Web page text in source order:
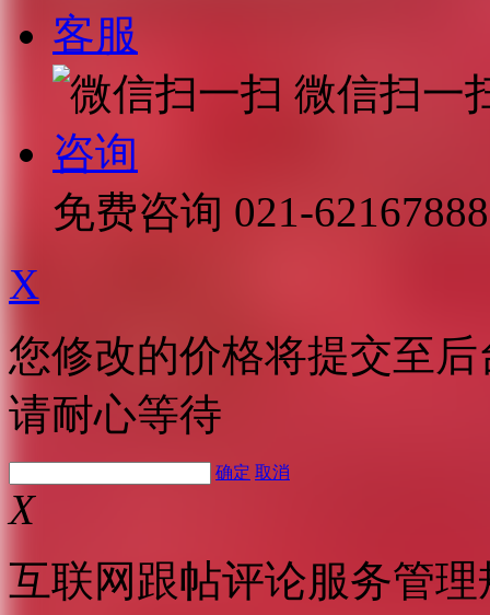
客服
微信扫一
咨询
免费咨询 021-62167888
X
您修改的价格将提交至
请耐心等待
确定 取消
X
互联网跟帖评论服务管理